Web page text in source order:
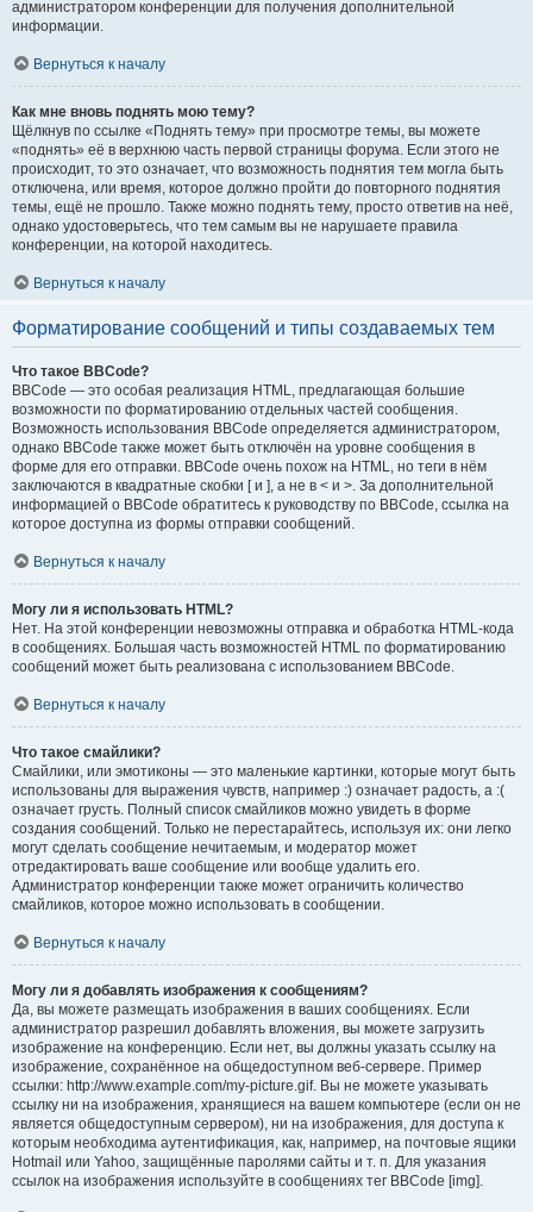
администратором конференции для получения дополнительной
информации.
Вернуться к началу
Как мне вновь поднять мою тему?
Щёлкнув по ссылке «Поднять тему» при просмотре темы, вы можете
«поднять» её в верхнюю часть первой страницы форума. Если этого не
происходит, то это означает, что возможность поднятия тем могла быть
отключена, или время, которое должно пройти до повторного поднятия
темы, ещё не прошло. Также можно поднять тему, просто ответив на неё,
однако удостоверьтесь, что тем самым вы не нарушаете правила
конференции, на которой находитесь.
Вернуться к началу
Форматирование сообщений и типы создаваемых тем
Что такое BBCode?
BBCode — это особая реализация HTML, предлагающая большие
возможности по форматированию отдельных частей сообщения.
Возможность использования BBCode определяется администратором,
однако BBCode также может быть отключён на уровне сообщения в
форме для его отправки. BBCode очень похож на HTML, но теги в нём
заключаются в квадратные скобки [ и ], а не в < и >. За дополнительной
информацией о BBCode обратитесь к руководству по BBCode, ссылка на
которое доступна из формы отправки сообщений.
Вернуться к началу
Могу ли я использовать HTML?
Нет. На этой конференции невозможны отправка и обработка HTML-кода
в сообщениях. Большая часть возможностей HTML по форматированию
сообщений может быть реализована с использованием BBCode.
Вернуться к началу
Что такое смайлики?
Смайлики, или эмотиконы — это маленькие картинки, которые могут быть
использованы для выражения чувств, например :) означает радость, а :(
означает грусть. Полный список смайликов можно увидеть в форме
создания сообщений. Только не перестарайтесь, используя их: они легко
могут сделать сообщение нечитаемым, и модератор может
отредактировать ваше сообщение или вообще удалить его.
Администратор конференции также может ограничить количество
смайликов, которое можно использовать в сообщении.
Вернуться к началу
Могу ли я добавлять изображения к сообщениям?
Да, вы можете размещать изображения в ваших сообщениях. Если
администратор разрешил добавлять вложения, вы можете загрузить
изображение на конференцию. Если нет, вы должны указать ссылку на
изображение, сохранённое на общедоступном веб-сервере. Пример
ссылки: http://www.example.com/my-picture.gif. Вы не можете указывать
ссылку ни на изображения, хранящиеся на вашем компьютере (если он не
является общедоступным сервером), ни на изображения, для доступа к
которым необходима аутентификация, как, например, на почтовые ящики
Hotmail или Yahoo, защищённые паролями сайты и т. п. Для указания
ссылок на изображения используйте в сообщениях тег BBCode [img].